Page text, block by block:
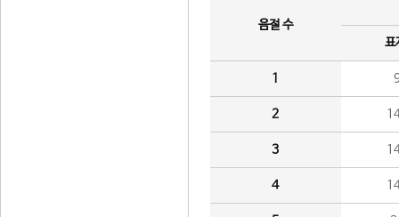
음절 수
표
1
2
3
4